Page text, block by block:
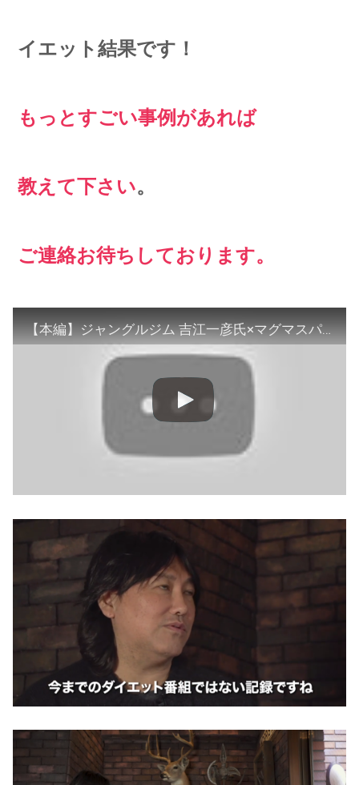
イエット結果です！
もっとすごい事例があれば
教えて下さい。
ご連絡お待ちしております。
【本編】ジャングルジム 吉江一彦氏×マグマスパジャパン 小泉正太 対談 ●マグマスタジオを使った－50kgダイエット秘話公開！●